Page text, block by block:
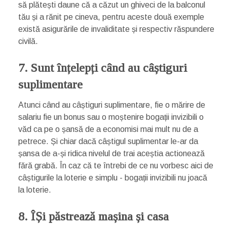
să plătești daune că a căzut un ghiveci de la balconul
tău și a rănit pe cineva, pentru aceste două exemple
există asigurările de invaliditate și respectiv răspundere
civilă.
7. Sunt înțelepți când au câștiguri
suplimentare
Atunci când au câștiguri suplimentare, fie o mărire de
salariu fie un bonus sau o moștenire bogații invizibili o
văd ca pe o șansă de a economisi mai mult nu de a
petrece. Și chiar dacă câștigul suplimentar le-ar da
șansa de a-și ridica nivelul de trai aceștia actionează
fără grabă. În caz că te întrebi de ce nu vorbesc aici de
câștigurile la loterie e simplu - bogații invizibili nu joacă
la loterie.
8. ÎȘi păstrează mașina și casa